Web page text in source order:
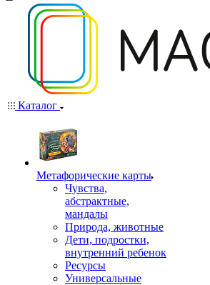
Каталог
Mетафорические карты
Чувства,
абстрактные,
мандалы
Природа, животные
Дети, подростки,
внутренний ребенок
Ресурсы
Универсальные